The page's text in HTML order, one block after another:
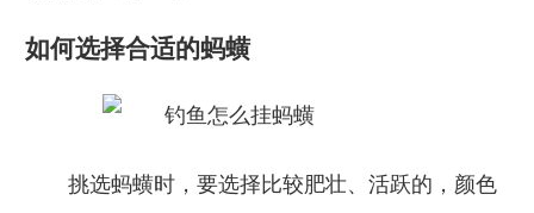
如何选择合适的蚂蟥
挑选蚂蟥时，要选择比较肥壮、活跃的，颜色